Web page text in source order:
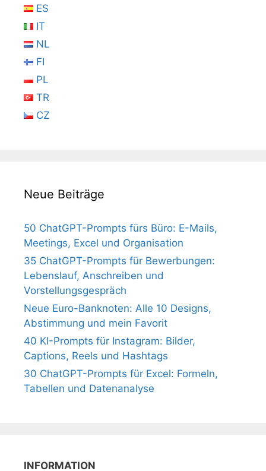
ES
IT
NL
FI
PL
TR
CZ
Neue Beiträge
50 ChatGPT-Prompts fürs Büro: E-Mails,
Meetings, Excel und Organisation
35 ChatGPT-Prompts für Bewerbungen:
Lebenslauf, Anschreiben und
Vorstellungsgespräch
Neue Euro-Banknoten: Alle 10 Designs,
Abstimmung und mein Favorit
40 KI-Prompts für Instagram: Bilder,
Captions, Reels und Hashtags
30 ChatGPT-Prompts für Excel: Formeln,
Tabellen und Datenanalyse
INFORMATION